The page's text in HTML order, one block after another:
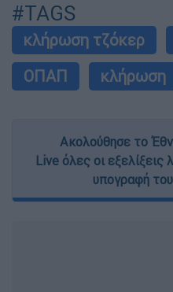
#TAGS
κλήρωση τζόκερ
ΟΠΑΠ
κλήρωση
Ακολούθησε το
Live όλες οι
υπογραφή